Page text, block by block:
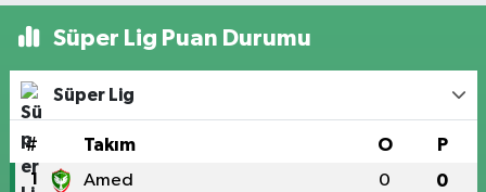
Süper Lig Puan Durumu
Süper Lig
# Takım O P
1 Amed 0 0